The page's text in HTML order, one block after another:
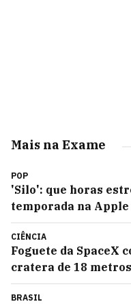
Mais na Exame
POP
'Silo': que horas
temporada na Apple
CIÊNCIA
Foguete da SpaceX
cratera de 18 metros
BRASIL